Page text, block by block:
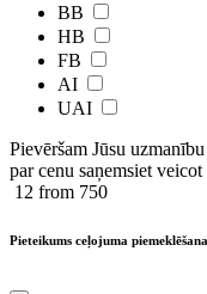
BB
HB
FB
AI
UAI
Pievēršam Jūsu
par cenu saņemsiet
12 from 750
Pieteikums ceļojuma